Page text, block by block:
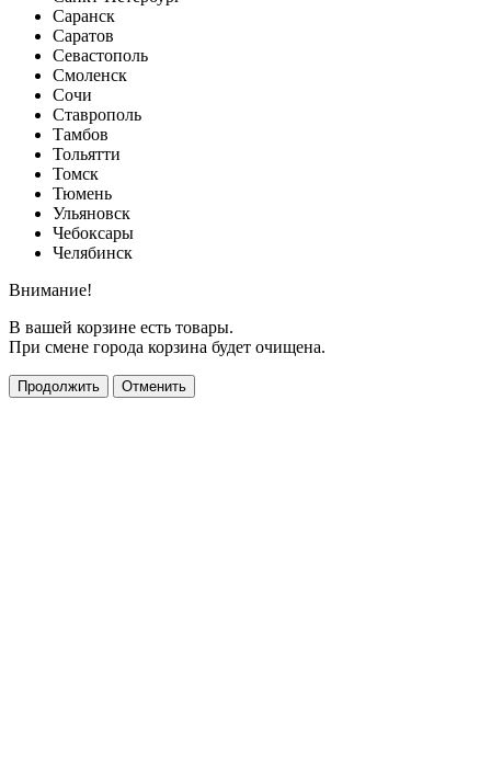
Саранск
Саратов
Севастополь
Смоленск
Сочи
Ставрополь
Тамбов
Тольятти
Томск
Тюмень
Ульяновск
Чебоксары
Челябинск
Внимание!
В вашей корзине есть товары.
При смене города корзина будет очищена.
Продолжить Отменить